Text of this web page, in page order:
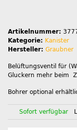
Artikelnummer:
Kategorie: Kanister
Hersteller: Graubner
Belüftungsventil für
Gluckern mehr beim
Bohrer optional
Sofort verfügbar